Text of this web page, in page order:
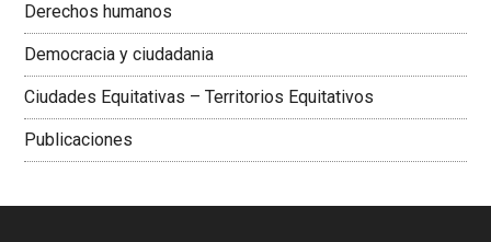
Derechos humanos
Democracia y ciudadania
Ciudades Equitativas – Territorios Equitativos
Publicaciones